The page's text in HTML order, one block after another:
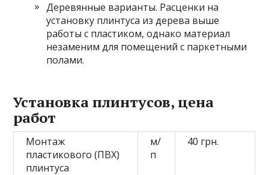
Деревянные варианты. Расценки на
установку плинтуса из дерева выше
работы с пластиком, однако материал
незаменим для помещений с паркетными
полами.
Установка плинтусов, цена
работ
Монтаж
пластикового (ПВХ)
плинтуса
м/
п
40 грн.